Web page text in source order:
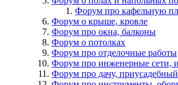
Форум про кафельную
Форум о крыше, кровле
Форум про окна, балконы
Форум о потолках
Форум про отделочные работы
Форум про инженерные сети,
Форум про дачу, приусадебный